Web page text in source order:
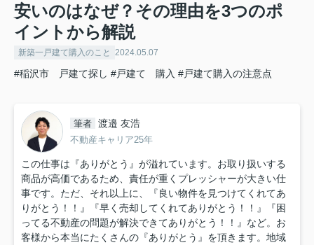
安いのはなぜ？その理由を3つのポ
イントから解説
新築一戸建て購入のこと 2024.05.07
#稲沢市 戸建て探し #戸建て 購入 #戸建て購入の注意点
筆者 渡邉 友浩
不動産キャリア25年
この仕事は『ありがとう』が溢れています。お取り扱いする
商品が高価であるため、責任が重くプレッシャーが大きい仕
事です。ただ、それ以上に、『良い物件を見つけてくれてあ
りがとう！！』『早く売却してくれてありがとう！！』『困
ってる不動産の問題が解決できてありがとう！！』など。お
客様から本当にたくさんの『ありがとう』を頂きます。地域